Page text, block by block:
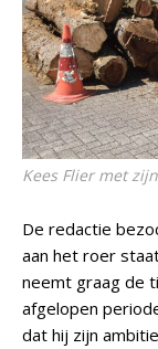
Kees Flier met
De redactie
aan het roer
neemt graag de
afgelopen
dat hij zijn